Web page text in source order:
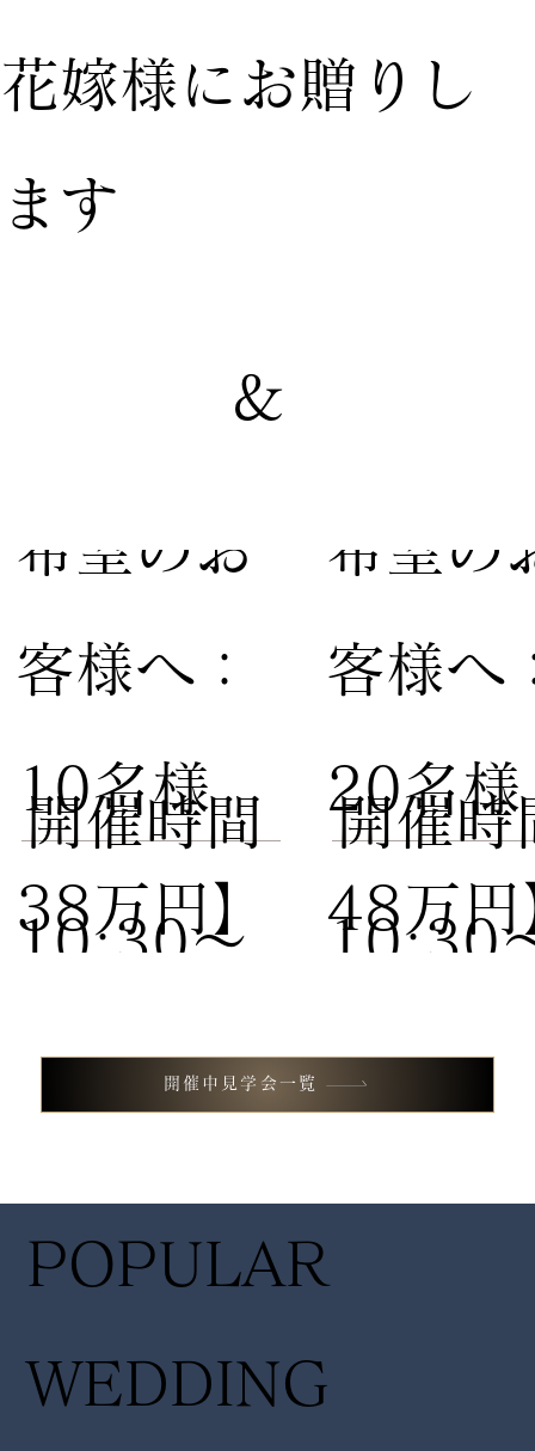
&
花嫁様にお贈りし
ます
【家族婚
希望のお
客様へ：
10名様
38万円】
10:30〜
13:00 /
17:00
​開催時間
希望の
客様へ
20名
48万円
10:30
13:00
17:00
開催時
開催中見学会一覧
POPULAR
WEDDING